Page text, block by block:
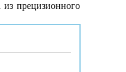
прецизионного